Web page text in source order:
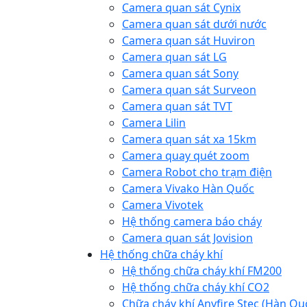
Camera quan sát Cynix
Camera quan sát dưới nước
Camera quan sát Huviron
Camera quan sát LG
Camera quan sát Sony
Camera quan sát Surveon
Camera quan sát TVT
Camera Lilin
Camera quan sát xa 15km
Camera quay quét zoom
Camera Robot cho trạm điện
Camera Vivako Hàn Quốc
Camera Vivotek
Hệ thống camera báo cháy
Camera quan sát Jovision
Hệ thống chữa cháy khí
Hệ thống chữa cháy khí FM200
Hệ thống chữa cháy khí CO2
Chữa cháy khí Anyfire Stec (Hàn